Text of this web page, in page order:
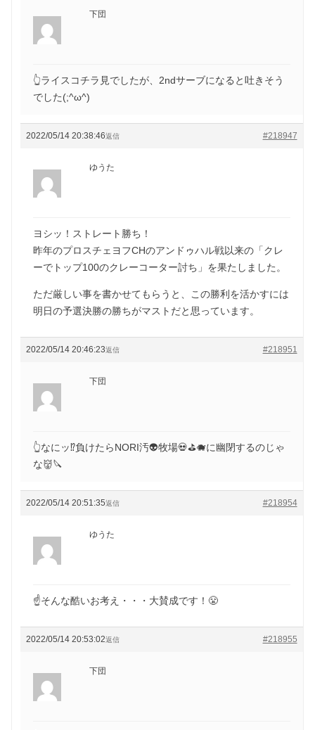
下団
👆ライスコチラ見でしたが、2ndサーブになると吐きそう
でした(;^ω^)
2022/05/14 20:38:46 #218947
返信
ゆうた
ヨシッ！ストレート勝ち！
昨年のプロスチェヨフCHのアンドゥハル戦以来の「クレ
ーでトップ100のクレーコーター討ち」を果たしました。
ただ厳しい事を書かせてもらうと、この勝利を活かすには
明日の予選決勝の勝ちがマストだと思っています。
2022/05/14 20:46:23 #218951
返信
下団
👆なにッ⁉負けたらNORI汚👽牧場💀⛳🐗に幽閉するのじゃ
な👹🔪
2022/05/14 20:51:35 #218954
返信
ゆうた
☝️そんな酷いお考え・・・大賛成です！😤
2022/05/14 20:53:02 #218955
返信
下団